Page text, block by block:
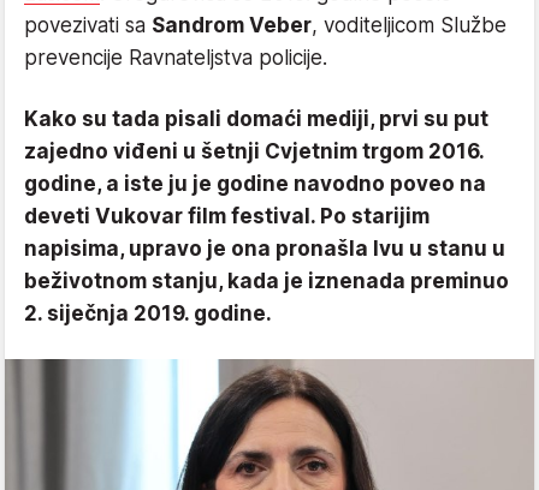
povezivati sa Sandrom Veber, voditeljicom Službe
prevencije Ravnateljstva policije.
Kako su tada pisali domaći mediji, prvi su put
zajedno viđeni u šetnji Cvjetnim trgom 2016.
godine, a iste ju je godine navodno poveo na
deveti Vukovar film festival. Po starijim
napisima, upravo je ona pronašla Ivu u stanu u
beživotnom stanju, kada je iznenada preminuo
2. siječnja 2019. godine.